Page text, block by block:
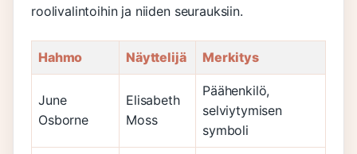
roolivalintoihin ja niiden seurauksiin.
Hahmo Näyttelijä Merkitys
June
Osborne
Elisabeth
Moss
Päähenkilö,
selviytymisen
symboli